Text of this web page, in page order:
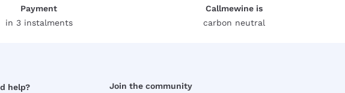
Payment
in 3 instalments
Callmewine is
carbon neutral
help? Join the community